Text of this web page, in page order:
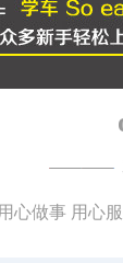
用心做事 用心